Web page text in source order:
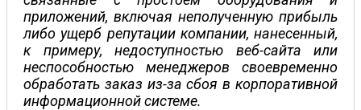
приложений, включая неполученную прибыль
либо ущерб репутации компании, нанесенный,
к примеру, недоступностью веб-сайта или
неспособностью менеджеров своевременно
обработать заказ из-за сбоя в корпоративной
информационной системе.